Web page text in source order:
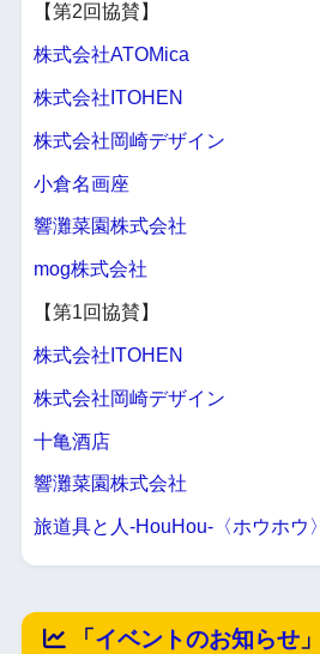
【第2回協賛】
株式会社ATOMica
株式会社ITOHEN
株式会社岡崎デザイン
小倉名画座
響灘菜園株式会社
mog株式会社
【第1回協賛】
株式会社ITOHEN
株式会社岡崎デザイン
十亀酒店
響灘菜園株式会社
旅道具と人-HouHou-〈ホウホウ〉
「 イベントのお知らせ